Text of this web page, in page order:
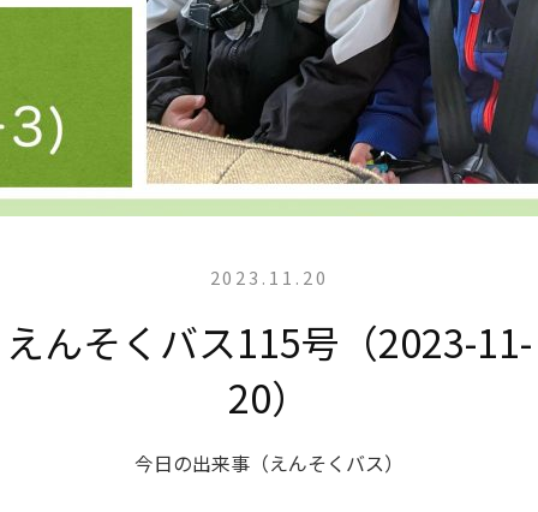
2023.11.20
えんそくバス115号（2023-11-
20）
今日の出来事（えんそくバス）